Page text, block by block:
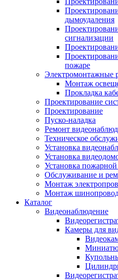
дымоудаления
сигнализации
пожаре
Электромонтажные
Монтаж
Прокладка
Проектирование
Проектирование
Пуско-наладка
Ремонт
Техническое
Установка
Установка
Установка
Обслуживание и
Монтаж
Монтаж
Каталог
Видеонаблюдение
Камеры для